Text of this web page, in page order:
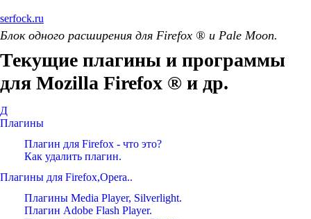
serfock.ru
Блок одного расширения для Firefox ® и Pale Moon.
Текущие плагины и программы
для Mozilla Firefox ® и др.
Д
Плагины
Плагин для Firefox - что это?
Как удалить плагин.
Плагины для Firefox,Opera..
Плагины Media Player, Silverlight.
Плагин Adobe Flash Player.